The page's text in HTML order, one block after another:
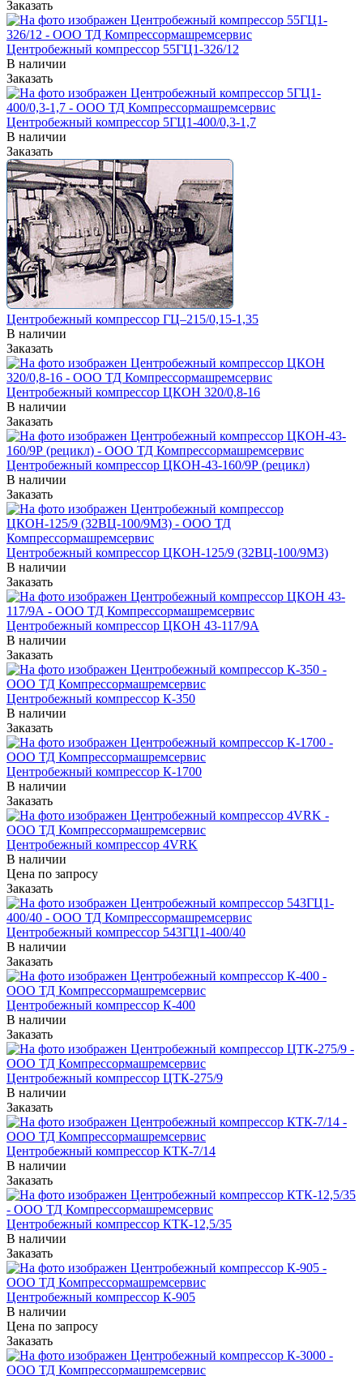
Заказать
Центробежный компрессор 55ГЦ1-326/12
В наличии
Заказать
Центробежный компрессор 5ГЦ1-400/0,3-1,7
В наличии
Заказать
Центробежный компрессор ГЦ–215/0,15-1,35
В наличии
Заказать
Центробежный компрессор ЦКОН 320/0,8-16
В наличии
Заказать
Центробежный компрессор ЦКОН-43-160/9Р (рецикл)
В наличии
Заказать
Центробежный компрессор ЦКОН-125/9 (32ВЦ-100/9М3)
В наличии
Заказать
Центробежный компрессор ЦКОН 43-117/9А
В наличии
Заказать
Центробежный компрессор К-350
В наличии
Заказать
Центробежный компрессор К-1700
В наличии
Заказать
Центробежный компрессор 4VRK
В наличии
Цена по запросу
Заказать
Центробежный компрессор 543ГЦ1-400/40
В наличии
Заказать
Центробежный компрессор К-400
В наличии
Заказать
Центробежный компрессор ЦТК-275/9
В наличии
Заказать
Центробежный компрессор КТК-7/14
В наличии
Заказать
Центробежный компрессор КТК-12,5/35
В наличии
Заказать
Центробежный компрессор К-905
В наличии
Цена по запросу
Заказать